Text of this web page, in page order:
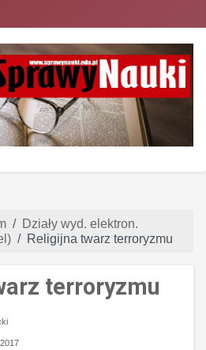
Działy wyd. elektron.
Religijna twarz terroryzmu
terroryzmu